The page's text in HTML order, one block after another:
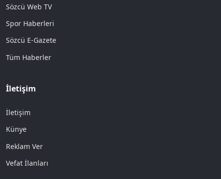
Sözcü Web TV
Spor Haberleri
Sözcü E-Gazete
Tüm Haberler
İletişim
İletişim
Künye
Reklam Ver
Vefat İlanları